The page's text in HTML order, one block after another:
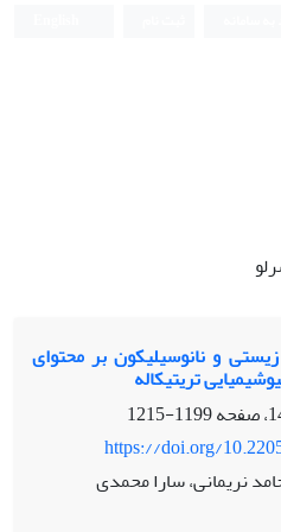
و نانوسیلیکون بر محتوای
تریتیکاله
1199-1215
https://doi.org/
نریمانی، سارا محمدی